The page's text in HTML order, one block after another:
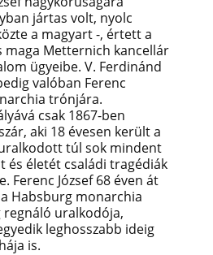
jártas volt, nyolc
a magyart -, értett a
maga Metternich kancellár
ügyeibe. V. Ferdinánd
valóban Ferenc
trónjára.
csak 1867-ben
aki 18 évesen került a
túl sok mindent
és életét családi tragédiák
Ferenc József 68 éven át
Habsburg monarchia
regnáló uralkodója,
leghosszabb ideig
is.